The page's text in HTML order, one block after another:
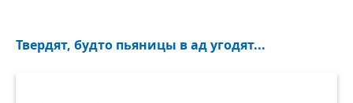
Твердят, будто пьяницы в ад угодят...